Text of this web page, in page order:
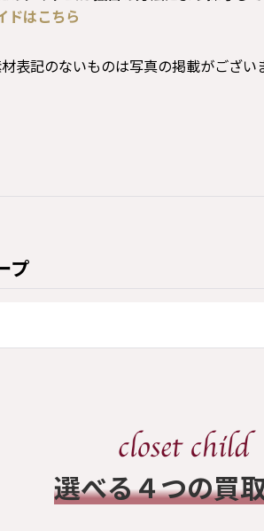
ドはこちら
表記のないものは写真の掲載がござい
プ
選べる４つの買